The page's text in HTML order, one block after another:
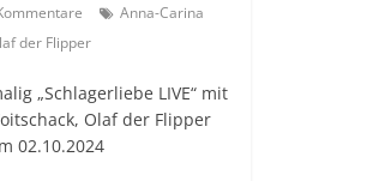
Anna-Carina
der Flipper
„Schlagerliebe LIVE“ mit
Olaf der Flipper
02.10.2024